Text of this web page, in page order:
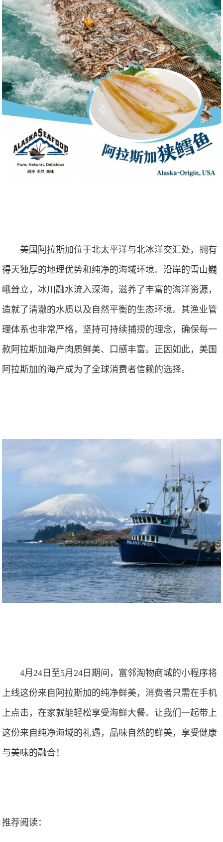
美国阿拉斯加位于北太平洋与北冰洋交汇处，拥有
得天独厚的地理优势和纯净的海域环境。沿岸的雪山巍
峨耸立，冰川融水流入深海，滋养了丰富的海洋资源，
造就了清澈的水质以及自然平衡的生态环境。其渔业管
理体系也非常严格，坚持可持续捕捞的理念，确保每一
款阿拉斯加海产肉质鲜美、口感丰富。正因如此，美国
阿拉斯加的海产成为了全球消费者信赖的选择。
4月24日至5月24日期间，富邻淘物商城的小程序将
上线这份来自阿拉斯加的纯净鲜美，消费者只需在手机
上点击，在家就能轻松享受海鲜大餐。让我们一起带上
这份来自纯净海域的礼遇，品味自然的鲜美，享受健康
与美味的融合！
推荐阅读：